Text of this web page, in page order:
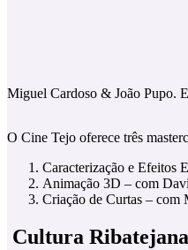
Miguel Cardoso & João Pupo.
O Cine Tejo oferece três
Caracterização e Efeitos
Animação 3D – com
Criação de Curtas – com
Cultura